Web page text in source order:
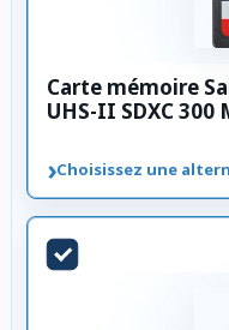
Carte mémoire
UHS-II SDXC 300
›Choisissez une